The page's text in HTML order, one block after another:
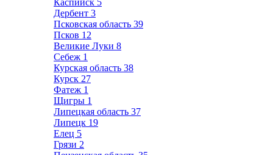
Каспийск 5
Дербент 3
Псковская область 39
Псков 12
Великие Луки 8
Себеж 1
Курская область 38
Курск 27
Фатеж 1
Щигры 1
Липецкая область 37
Липецк 19
Елец 5
Грязи 2